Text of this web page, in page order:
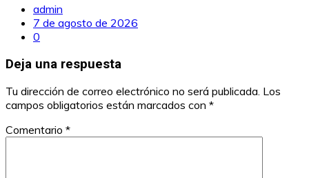
admin
7 de agosto de 2026
0
Deja una respuesta
Tu dirección de correo electrónico no será publicada. Los
campos obligatorios están marcados con *
Comentario *